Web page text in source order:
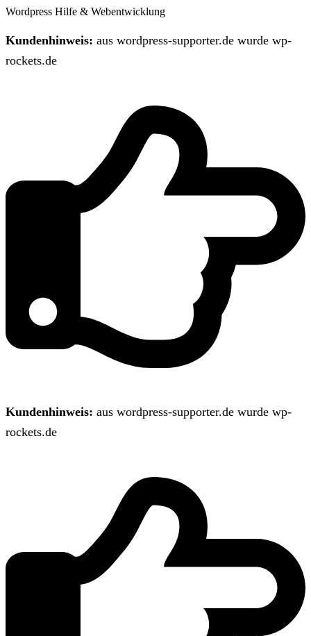
Wordpress Hilfe & Webentwicklung
Kundenhinweis: aus wordpress-supporter.de wurde wp-
rockets.de
Kundenhinweis: aus wordpress-supporter.de wurde wp-
rockets.de